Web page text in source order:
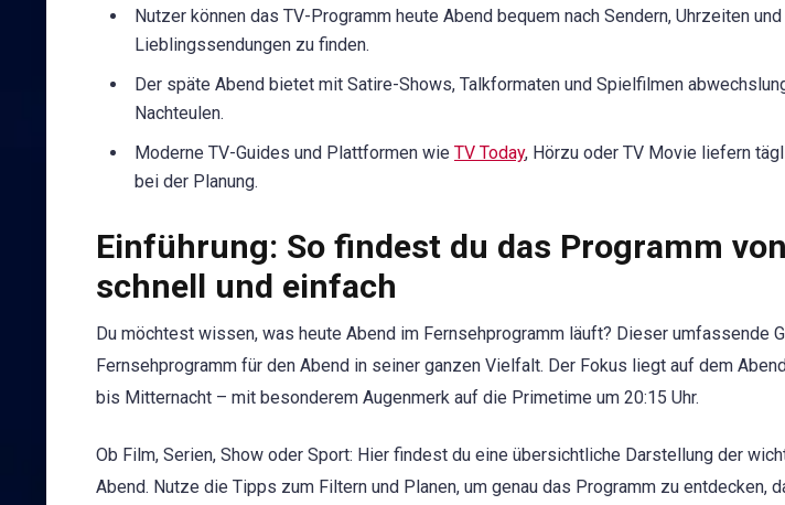
Nutzer können das TV-Programm heute Abend bequem nach Sendern, Uhrzeiten
Lieblingssendungen zu finden.
Der späte Abend bietet mit Satire-Shows, Talkformaten und Spielfilmen
Nachteulen.
Moderne TV-Guides und Plattformen wie TV Today, Hörzu oder TV Movie liefern
bei der Planung.
Einführung: So findest du das Programm
schnell und einfach
Du möchtest wissen, was heute Abend im Fernsehprogramm läuft? Dieser umfassende
Fernsehprogramm für den Abend in seiner ganzen Vielfalt. Der Fokus liegt auf dem
bis Mitternacht – mit besonderem Augenmerk auf die Primetime um 20:15 Uhr.
Ob Film, Serien, Show oder Sport: Hier findest du eine übersichtliche Darstellung der
Abend. Nutze die Tipps zum Filtern und Planen, um genau das Programm zu entdecken,